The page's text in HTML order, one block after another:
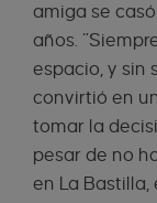
amiga se
años.
espacio, y sin
convirtió en
tomar la
pesar de no
en La Bastilla,